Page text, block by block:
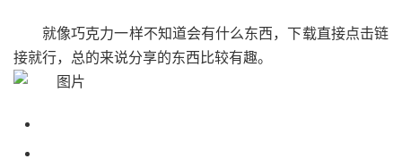
就像巧克力一样不知道会有什么东西，下载直接点击链
接就行，总的来说分享的东西比较有趣。